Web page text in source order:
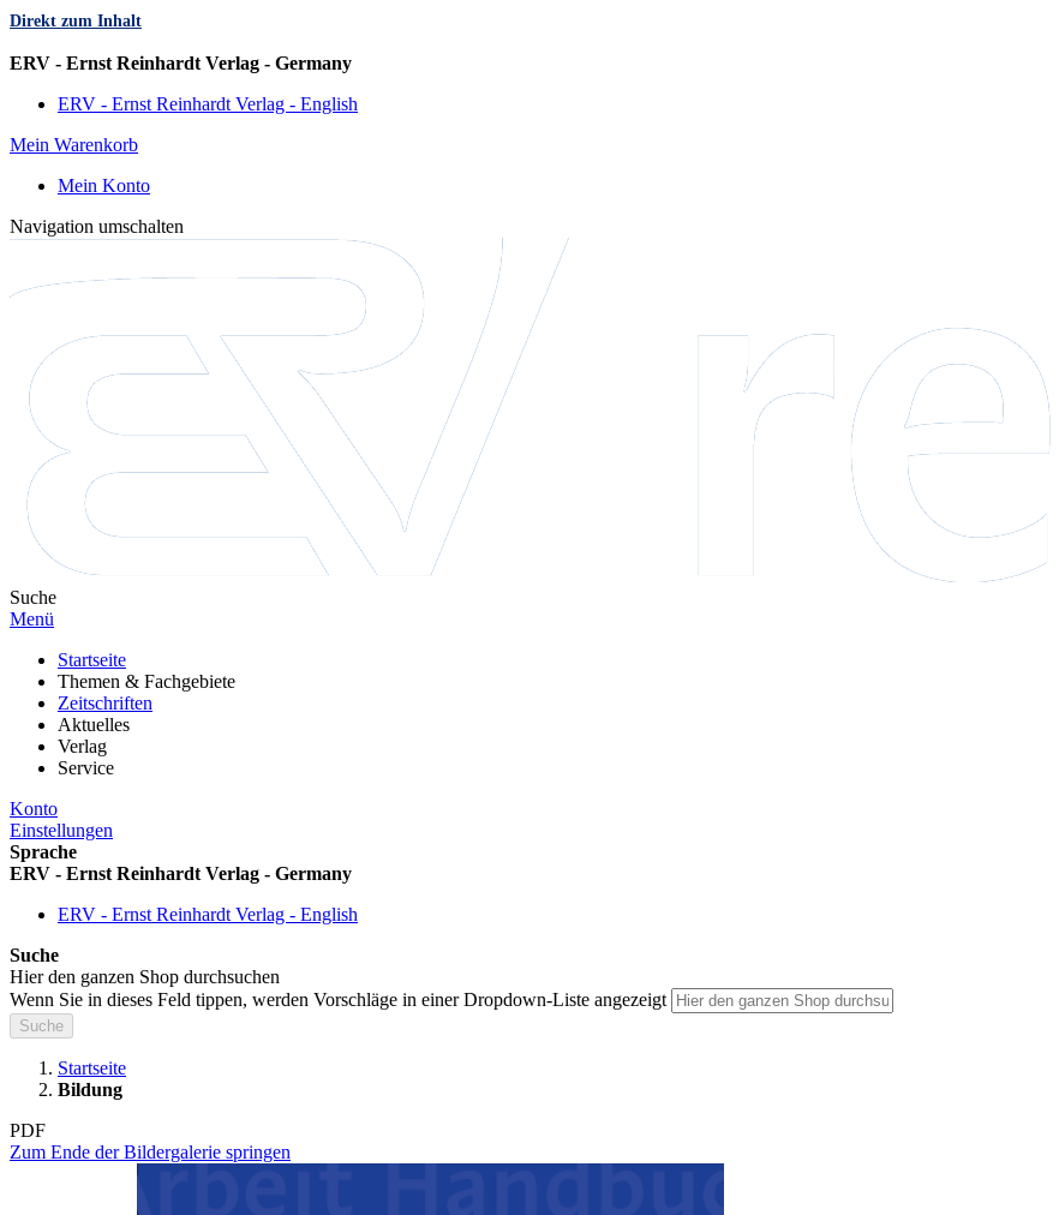
Direkt zum Inhalt
ERV - Ernst Reinhardt Verlag - Germany
ERV - Ernst Reinhardt Verlag - English
Mein Warenkorb
Mein Konto
Navigation umschalten
Suche
Menü
Startseite
Themen & Fachgebiete
Zeitschriften
Aktuelles
Verlag
Service
Konto
Einstellungen
Sprache
ERV - Ernst Reinhardt Verlag - Germany
ERV - Ernst Reinhardt Verlag - English
Suche
Hier den ganzen Shop durchsuchen
Wenn Sie in dieses Feld tippen, werden Vorschläge in einer Dropdown-Liste angezeigt
Suche
Startseite
Bildung
PDF
Zum Ende der Bildergalerie springen